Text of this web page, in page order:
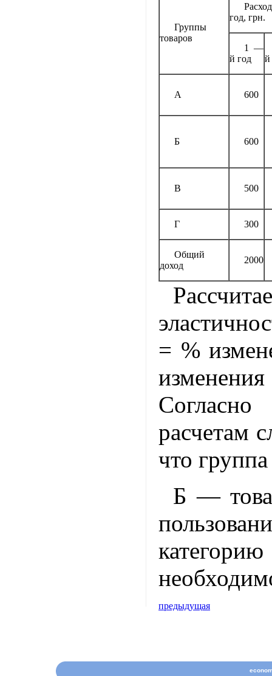
Группы
товаров
год, грн.
1 —
й год
й
А 600
Б 600
В 500
Г 300
Общий
доход
2000
= %
расчетам
что
Б —
предыдущая